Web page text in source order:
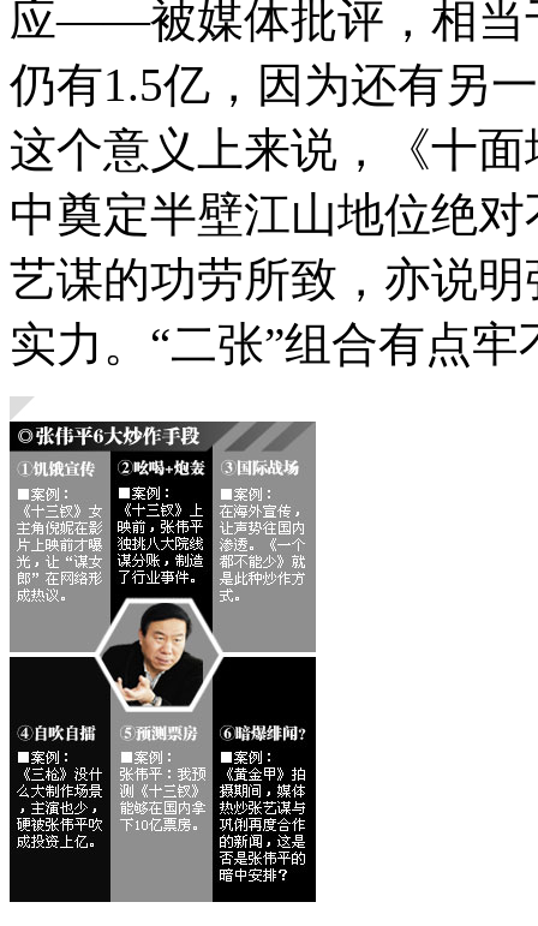
应——被媒体批评，相当
仍有1.5亿，因为还有另
这个意义上来说，《十
中奠定半壁江山地位绝
艺谋的功劳所致，亦说
实力。“二张”组合有点牢